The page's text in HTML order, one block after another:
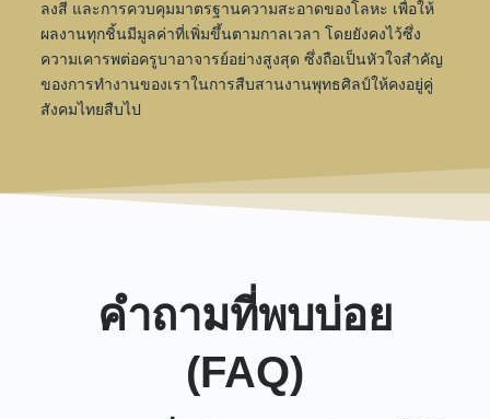
ลงสี และการควบคุมมาตรฐานความสะอาดของโลหะ เพื่อให้
ผลงานทุกชิ้นมีมูลค่าที่เพิ่มขึ้นตามกาลเวลา โดยยังคงไว้ซึ่ง
ความเคารพต่อครูบาอาจารย์อย่างสูงสุด ซึ่งถือเป็นหัวใจสำคัญ
ของการทำงานของเราในการสืบสานงานพุทธศิลป์ให้คงอยู่คู่
สังคมไทยสืบไป
คำถามที่พบบ่อย
(FAQ)